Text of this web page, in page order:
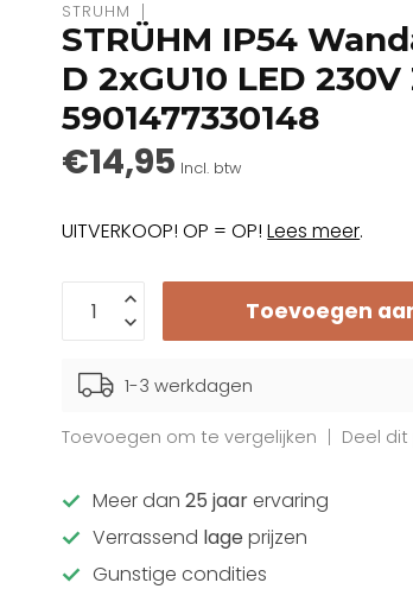
STRÜHM
STRÜHM IP54
D 2xGU10 LED
5901477330148
€14,95 Incl. btw
UITVERKOOP! OP = OP!Lees meer.
Toevoegen
1-3 werkdagen
Toevoegen om te vergelijken Deel
Meer dan25 jaarervaring
Verrassend lage prijzen
Gunstige condities